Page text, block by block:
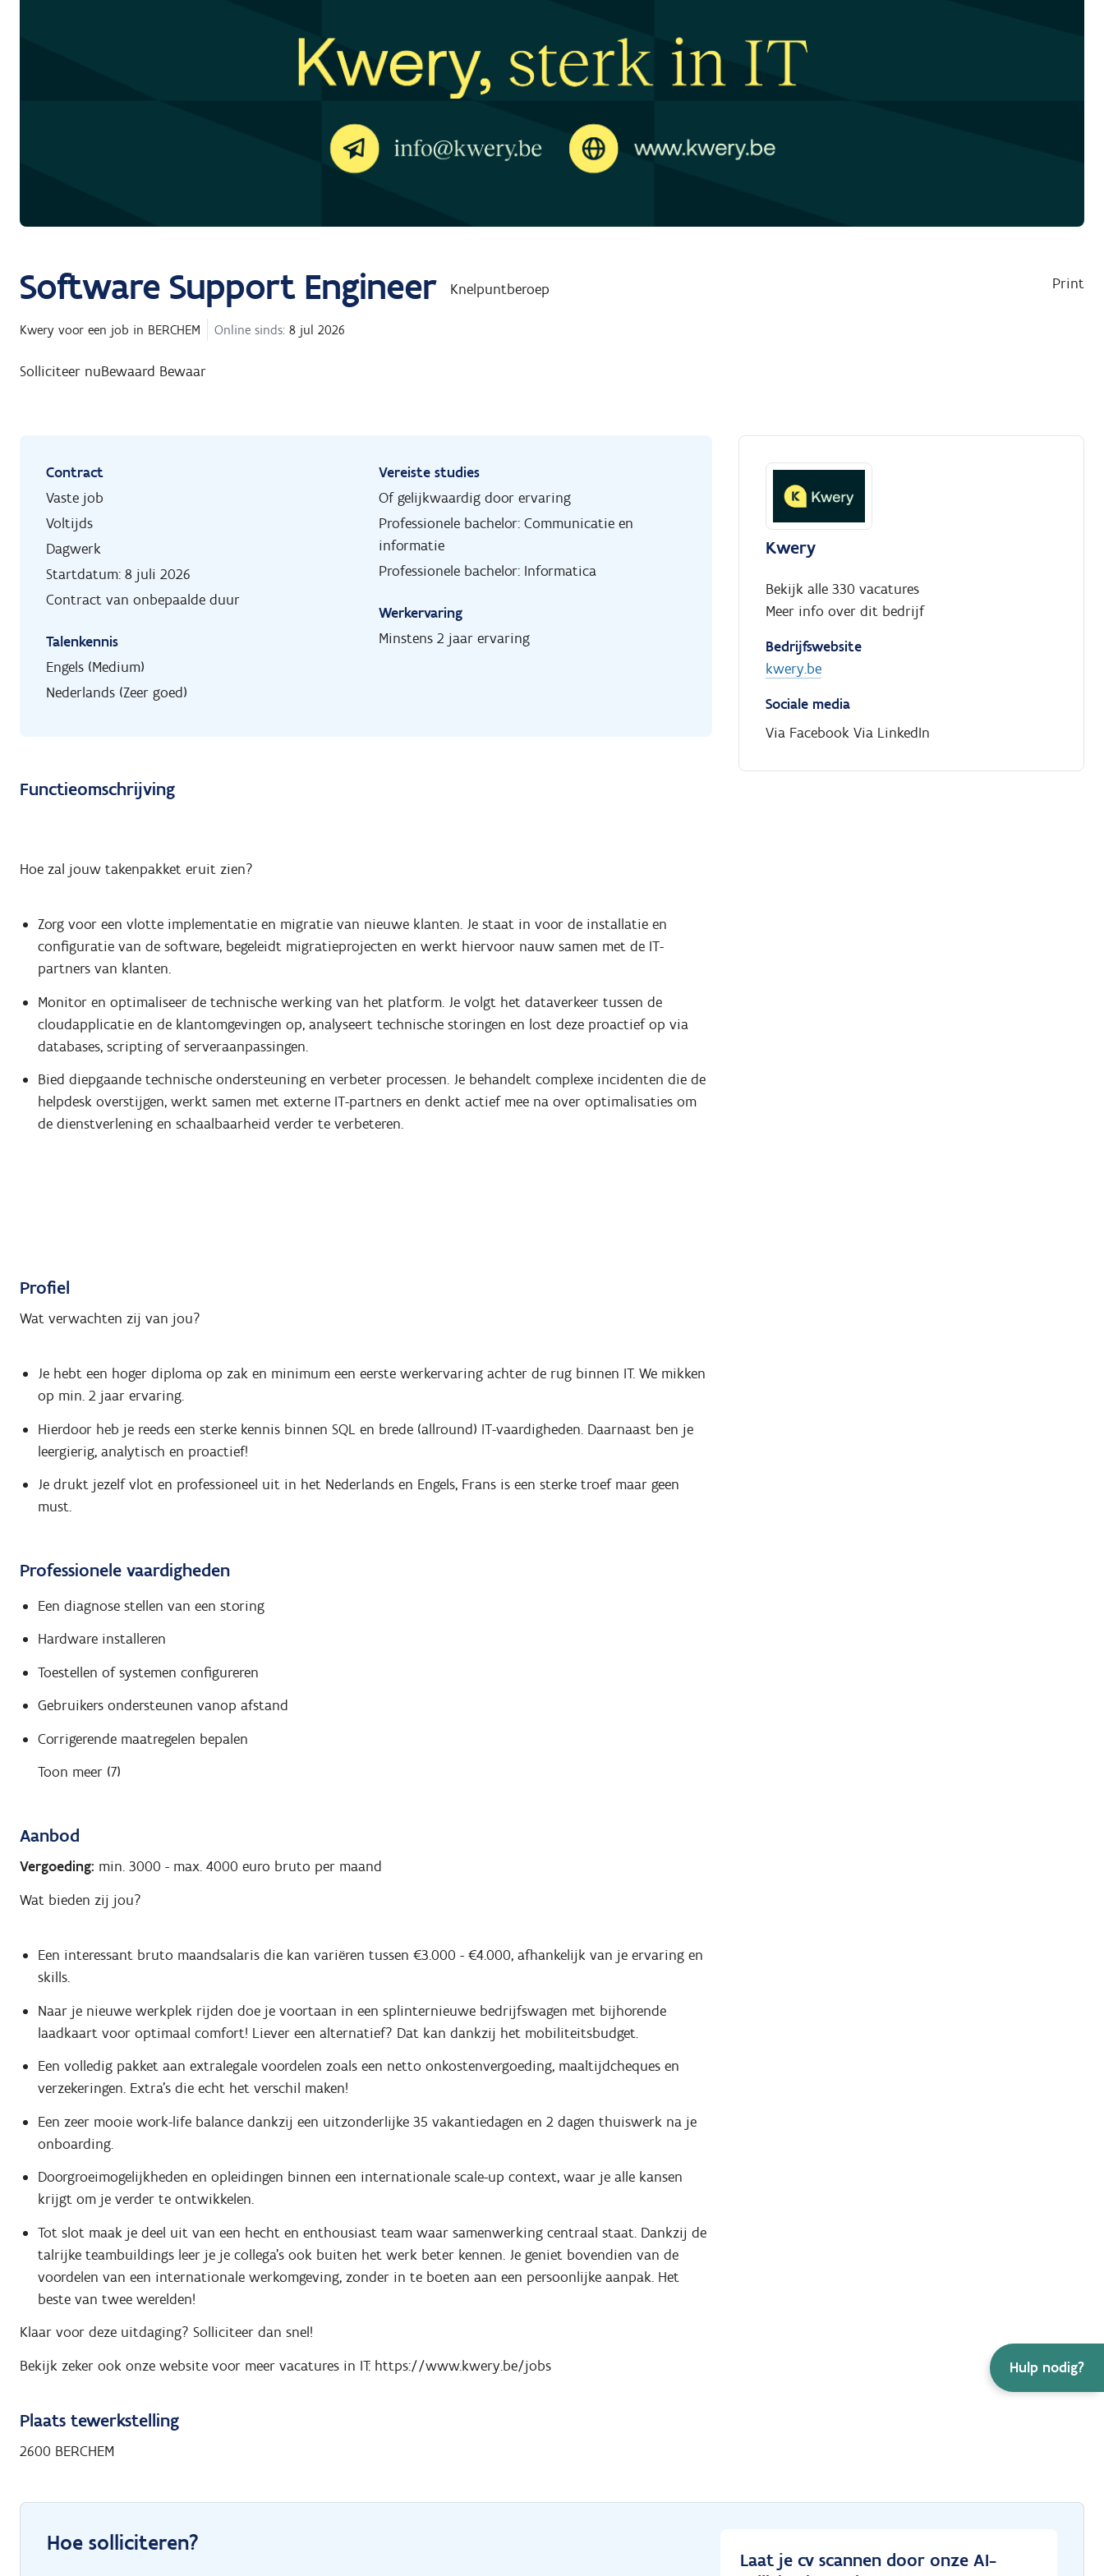
Hulp nodig?
Software Support Engineer Knelpuntberoep Print
Kwery voor een job in BERCHEM Online sinds: 8 jul 2026
Solliciteer nuBewaard Bewaar
Contract
Vaste job
Voltijds
Dagwerk
Startdatum: 8 juli 2026
Contract van onbepaalde duur
Talenkennis
Engels (Medium)
Nederlands (Zeer goed)
Vereiste studies
Of gelijkwaardig door ervaring
Professionele bachelor: Communicatie en
informatie
Professionele bachelor: Informatica
Werkervaring
Minstens 2 jaar ervaring
Functieomschrijving
Hoe zal jouw takenpakket eruit zien?
Zorg voor een vlotte implementatie en migratie van nieuwe klanten. Je staat in voor de installatie en
configuratie van de software, begeleidt migratieprojecten en werkt hiervoor nauw samen met de IT-
partners van klanten.
Monitor en optimaliseer de technische werking van het platform. Je volgt het dataverkeer tussen de
cloudapplicatie en de klantomgevingen op, analyseert technische storingen en lost deze proactief op via
databases, scripting of serveraanpassingen.
Bied diepgaande technische ondersteuning en verbeter processen. Je behandelt complexe incidenten die de
helpdesk overstijgen, werkt samen met externe IT-partners en denkt actief mee na over optimalisaties om
de dienstverlening en schaalbaarheid verder te verbeteren.
Profiel
Wat verwachten zij van jou?
Je hebt een hoger diploma op zak en minimum een eerste werkervaring achter de rug binnen IT. We mikken
op min. 2 jaar ervaring.
Hierdoor heb je reeds een sterke kennis binnen SQL en brede (allround) IT-vaardigheden. Daarnaast ben je
leergierig, analytisch en proactief!
Je drukt jezelf vlot en professioneel uit in het Nederlands en Engels, Frans is een sterke troef maar geen
must.
Professionele vaardigheden
Een diagnose stellen van een storing
Hardware installeren
Toestellen of systemen configureren
Gebruikers ondersteunen vanop afstand
Corrigerende maatregelen bepalen
Toon meer (7)
Aanbod
Vergoeding: min. 3000 - max. 4000 euro bruto per maand
Wat bieden zij jou?
Een interessant bruto maandsalaris die kan variëren tussen €3.000 - €4.000, afhankelijk van je ervaring en
skills.
Naar je nieuwe werkplek rijden doe je voortaan in een splinternieuwe bedrijfswagen met bijhorende
laadkaart voor optimaal comfort! Liever een alternatief? Dat kan dankzij het mobiliteitsbudget.
Een volledig pakket aan extralegale voordelen zoals een netto onkostenvergoeding, maaltijdcheques en
verzekeringen. Extra's die echt het verschil maken!
Een zeer mooie work-life balance dankzij een uitzonderlijke 35 vakantiedagen en 2 dagen thuiswerk na je
onboarding.
Doorgroeimogelijkheden en opleidingen binnen een internationale scale-up context, waar je alle kansen
krijgt om je verder te ontwikkelen.
Tot slot maak je deel uit van een hecht en enthousiast team waar samenwerking centraal staat. Dankzij de
talrijke teambuildings leer je je collega's ook buiten het werk beter kennen. Je geniet bovendien van de
voordelen van een internationale werkomgeving, zonder in te boeten aan een persoonlijke aanpak. Het
beste van twee werelden!
Klaar voor deze uitdaging? Solliciteer dan snel!
Bekijk zeker ook onze website voor meer vacatures in IT: https://www.kwery.be/jobs
Kwery
Bekijk alle 330 vacatures
Meer info over dit bedrijf
Bedrijfswebsite
kwery.be
Sociale media
Via Facebook Via LinkedIn
Plaats tewerkstelling
2600 BERCHEM
Hoe solliciteren?
Laat je cv scannen door onze AI-